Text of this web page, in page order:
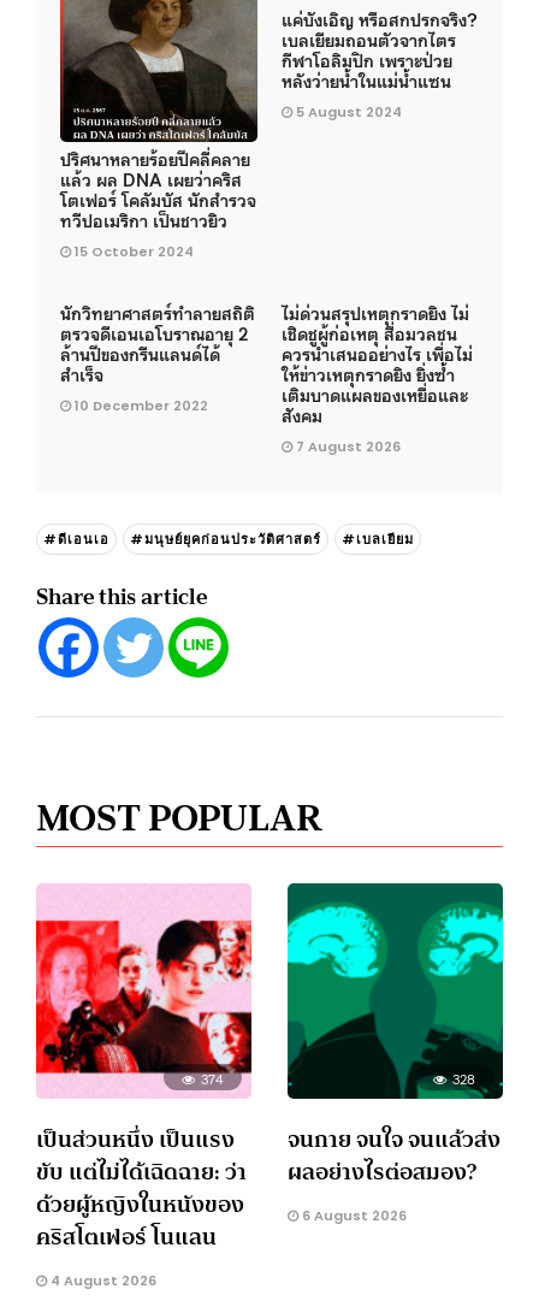
ปริศนาหลายร้อยปีคลี่คลาย
แล้ว ผล DNA เผยว่าคริส
โตเฟอร์ โคลัมบัส นักสำรวจ
ทวีปอเมริกา เป็นชาวยิว
15 October 2024
แค่บังเอิญ หรือสกปรกจริง?
เบลเยียมถอนตัวจากไตร
กีฬาโอลิมปิก เพราะป่วย
หลังว่ายน้ำในแม่น้ำแซน
5 August 2024
นักวิทยาศาสตร์ทำลายสถิติ
ตรวจดีเอนเอโบราณอายุ 2
ล้านปีของกรีนแลนด์ได้
สำเร็จ
10 December 2022
ไม่ด่วนสรุปเหตุกราดยิง ไม่
เชิดชูผู้ก่อเหตุ สื่อมวลชน
ควรนำเสนออย่างไร เพื่อไม่
ให้ข่าวเหตุกราดยิง ยิ่งซ้ำ
เติมบาดแผลของเหยื่อและ
สังคม
7 August 2026
#ดีเอนเอ #มนุษย์ยุคก่อนประวัติศาสตร์ #เบลเยียม
Share this article
MOST POPULAR
374
เป็นส่วนหนึ่ง เป็นแรง
ขับ แต่ไม่ได้เฉิดฉาย: ว่า
ด้วยผู้หญิงในหนังของ
คริสโตเฟอร์ โนแลน
4 August 2026
328
จนกาย จนใจ จนแล้วส่ง
ผลอย่างไรต่อสมอง?
6 August 2026